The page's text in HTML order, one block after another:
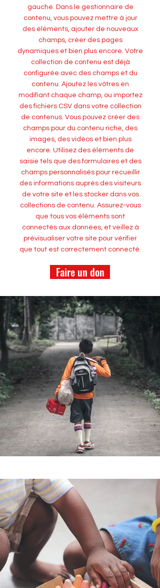
gauche. Dans le gestionnaire de
contenu, vous pouvez mettre à jour
des éléments, ajouter de nouveaux
champs, créer des pages
dynamiques et bien plus encore. Votre
collection de contenu est déjà
configurée avec des champs et du
contenu. Ajoutez les vôtres en
modifiant chaque champ, ou importez
des fichiers CSV dans votre collection
de contenus. Vous pouvez créer des
champs pour du contenu riche, des
images, des vidéos et bien plus
encore. Utilisez des éléments de
saisie tels que des formulaires et des
champs personnalisés pour recueillir
des informations auprès des visiteurs
de votre site et les stocker dans vos
collections de contenu. Assurez-vous
que tous vos éléments sont
connectés aux données, et veillez à
prévisualiser votre site pour vérifier
que tout est correctement connecté.
Faire un don